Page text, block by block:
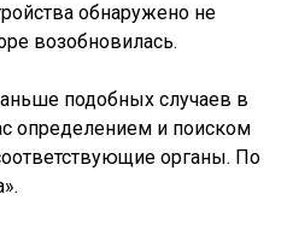
обнаружено не
возобновилась.
подобных случаев в
определением и поиском
органы. По